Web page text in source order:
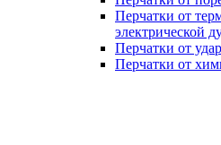
Перчатки от
электрической
Перчатки от
Перчатки от